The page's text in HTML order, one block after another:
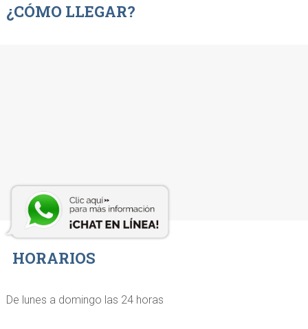
¿CÓMO LLEGAR?
HORARIOS
De lunes a domingo las 24 horas